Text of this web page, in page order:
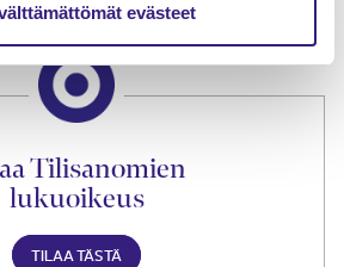
evästeet
Tilisanomien
lukuoikeus
TILAA TÄSTÄ